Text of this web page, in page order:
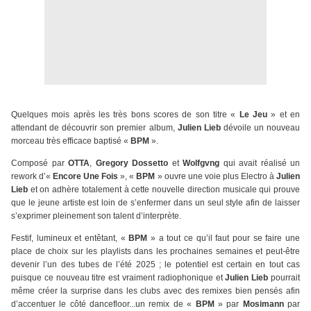
Quelques mois après les très bons scores de son titre « Le Jeu» et en
attendant de découvrir son premier album, Julien Liebdévoile un nouveau
morceau très efficace baptisé « BPM ».
Composé par OTTA, Gregory Dossetto et Wolfgvng qui avait réalisé un
rework d’« Encore Une Fois », « BPM » ouvre une voie plus Electro àJulien
Lieb et on adhère totalement à cette nouvelle direction musicale qui prouve
que le jeune artiste est loin de s’enfermer dans un seul style afin de laisser
s’exprimer pleinement son talent d’interprète.
Festif, lumineux et entêtant, « BPM» a tout ce qu’il faut pour se faire une
place de choix sur les playlists dans les prochaines semaines et peut-être
devenir l’un des tubes de l’été 2025 ; le potentiel est certain en tout cas
puisque ce nouveau titre est vraiment radiophonique etJulien Lieb pourrait
même créer la surprise dans les clubs avec des remixes bien pensés afin
d’accentuer le côté dancefloor...un remix de « BPM » par Mosimannpar